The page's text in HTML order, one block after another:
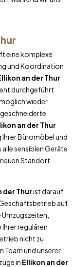
eine komplexe
und Koordination
an der Thur
durchgeführt
wieder
an der Thur
Ihrer Büromöbel und
sensiblen Geräte
Standort
der Thurist darauf
auf
Ihrer regulären
nicht zu
Team und unserer
in Ellikon an der